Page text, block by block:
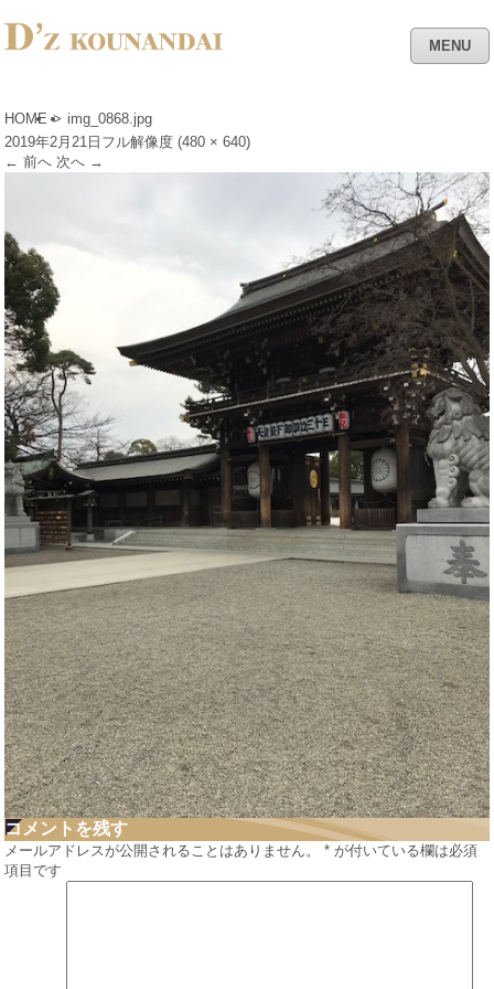
MENU
HOME > img_0868.jpg
2019年2月21日 フル解像度 (480 × 640)
← 前へ 次へ →
コメントを残す
メールアドレスが公開されることはありません。 * が付いている欄は必須
項目です